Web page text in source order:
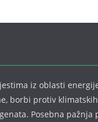
iz oblasti
borbi protiv
Posebna pažnja